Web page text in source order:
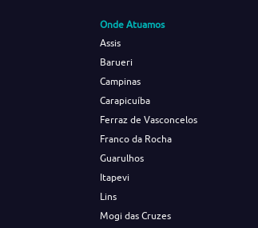
Onde Atuamos
Assis
Barueri
Campinas
Carapicuíba
Ferraz de Vasconcelos
Franco da Rocha
Guarulhos
Itapevi
Lins
Mogi das Cruzes